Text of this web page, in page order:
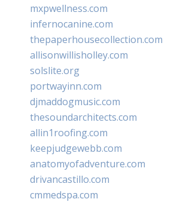
mxpwellness.com
infernocanine.com
thepaperhousecollection.com
allisonwillisholley.com
solslite.org
portwayinn.com
djmaddogmusic.com
thesoundarchitects.com
allin1roofing.com
keepjudgewebb.com
anatomyofadventure.com
drivancastillo.com
cmmedspa.com